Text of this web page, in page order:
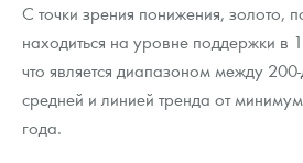
С точки зрения понижения, золото,
находиться на уровне поддержки в
что является диапазоном между
средней и линией тренда от
года.